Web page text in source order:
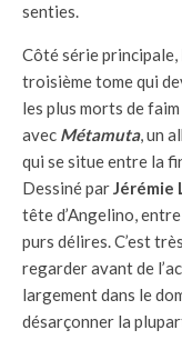
senties.
Côté série principale,
troisième tome qui
les plus morts de
avec Métamuta, un
qui se situe entre la
Dessiné parJérémie
tête d’Angelino,
purs délires. C’est
regarder avant de
largement dans le
désarçonner la